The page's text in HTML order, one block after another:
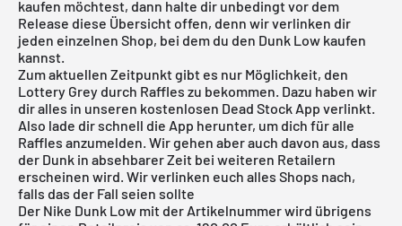
kaufen möchtest, dann halte dir unbedingt vor dem
Release diese Übersicht offen, denn wir verlinken dir
jeden einzelnen Shop, bei dem du den Dunk Low kaufen
kannst.
Zum aktuellen Zeitpunkt gibt es nur Möglichkeit, den
Lottery Grey durch Raffles zu bekommen. Dazu haben wir
dir alles in unseren kostenlosen Dead Stock App verlinkt.
Also lade dir schnell die App herunter, um dich für alle
Raffles anzumelden. Wir gehen aber auch davon aus, dass
der Dunk in absehbarer Zeit bei weiteren Retailern
erscheinen wird. Wir verlinken euch alles Shops nach,
falls das der Fall seien sollte
Der Nike Dunk Low mit der Artikelnummer wird übrigens